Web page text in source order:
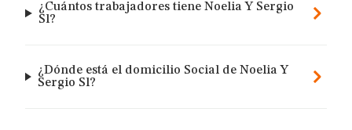
¿Cuántos trabajadores tiene Noelia Y Sergio
Sl?
¿Dónde está el domicilio Social de Noelia Y
Sergio Sl?